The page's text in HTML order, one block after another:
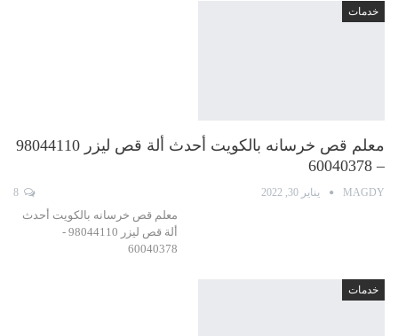
خدمات
معلم قص خرسانه بالكويت أحدث ألة قص ليزر 98044110
– 60040378
MAGDY يناير 30, 2022
معلم قص خرسانه بالكويت أحدث
ألة قص ليزر 98044110 -
60040378
خدمات